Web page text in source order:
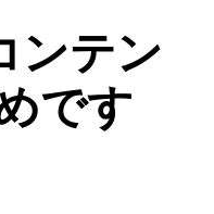
ンテン
です